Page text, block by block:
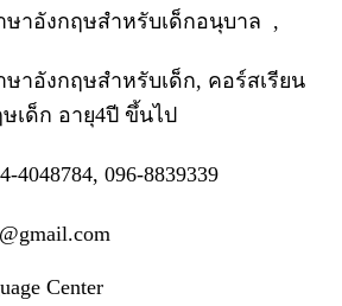
ษาอังกฤษสำหรับเด็กอนุบาล ,
าอังกฤษสำหรับเด็ก, คอร์สเรียน
เด็ก อายุ4ปี ขึ้นไป
4048784, 096-8839339
Center